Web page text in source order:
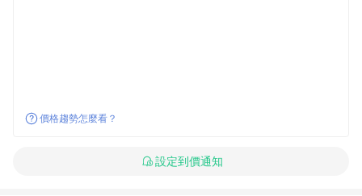
價格趨勢怎麼看？
設定到價通知